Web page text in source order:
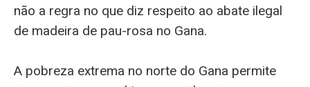
não a regra no que diz respeito ao abate ilegal
de madeira de pau-rosa no Gana.
A pobreza extrema no norte do Gana permite